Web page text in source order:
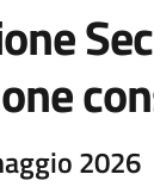
2026